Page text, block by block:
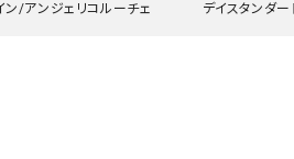
ン/アンジェリコルーチェ デイスタンダー